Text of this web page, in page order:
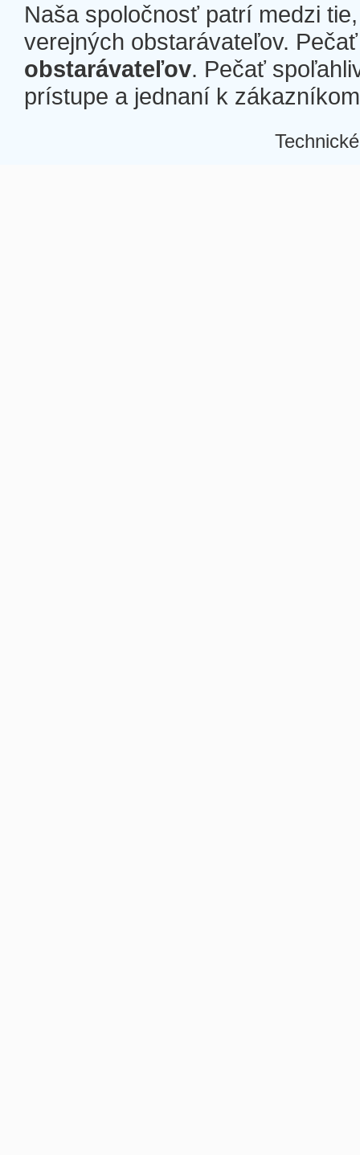
Naša spoločnosť patrí medzi
verejných obstarávateľov.
obstarávateľov. Pečať
prístupe a jednaní k